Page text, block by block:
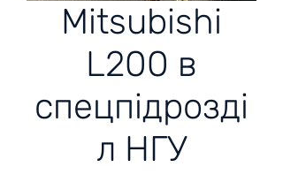
Mitsubishi
L200 в
спецпідрозді
л НГУ